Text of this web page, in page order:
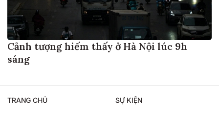
Cảnh tượng hiếm thấy ở Hà Nội lúc 9h
sáng
TRANG CHỦ SỰ KIỆN